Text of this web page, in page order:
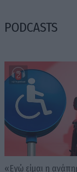
PODCASTS
«Εγώ είμαι η